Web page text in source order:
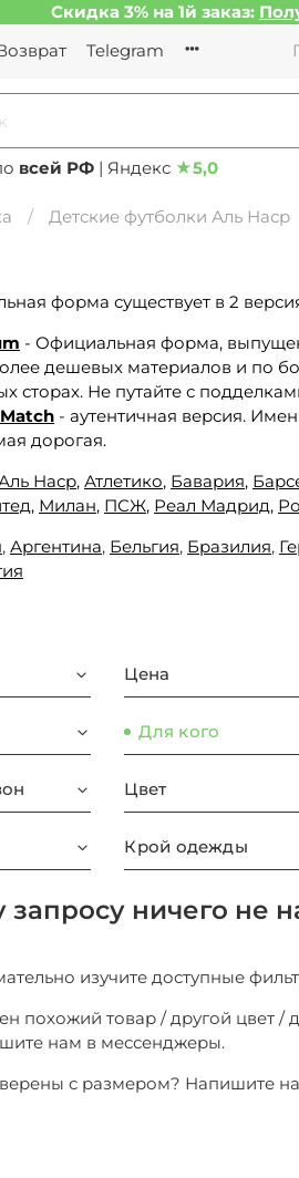
Скидка 3% на 1й заказ:
Telegram
всей РФ | Яндекс ★5,0
Детские футболки Аль Наср
форма существует в 2
- Официальная форма,
дешевых материалов и по
сторах. Не путайте с
- аутентичная версия.
дорогая.
Наср, Атлетико, Бавария,
Милан, ПСЖ, Реал Мадрид,
, Аргентина, Бельгия, Бразилия,
Цена
Для кого
Цвет
Крой одежды
ничего не
изучите доступные
похожий товар / другой цвет /
нам в мессенджеры.
с размером? Напишите